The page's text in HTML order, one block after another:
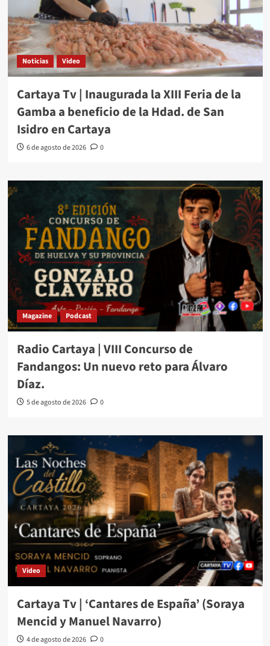
Noticias Video
Cartaya Tv | Inaugurada la XIII Feria de la
Gamba a beneficio de la Hdad. de San
Isidro en Cartaya
6 de agosto de 2026 0
Magazine Podcast
Radio Cartaya | VIII Concurso de
Fandangos: Un nuevo reto para Álvaro
Díaz.
5 de agosto de 2026 0
Video
Cartaya Tv | ‘Cantares de España’ (Soraya
Mencid y Manuel Navarro)
4 de agosto de 2026 0